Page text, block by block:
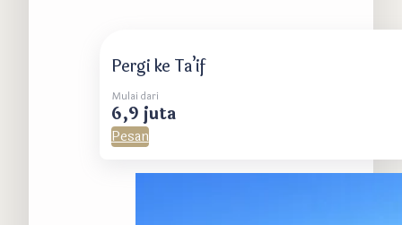
Pergi ke Ta’if
Mulai dari
6,9 juta
Pesan